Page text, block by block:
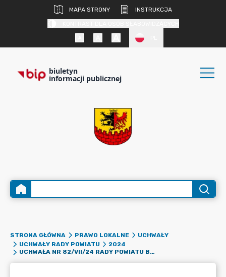
MAPA STRONY
INSTRUKCJA
biuletyn
informacji publicznej
STRONA GŁÓWNA PRAWO LOKALNE
UCHWAŁY
UCHWAŁY RADY POWIATU
2024
UCHWAŁA NR 82/VII/24 RADY POWIATU BYDGOSKIEGO Z DNIA 18 GRUDNIA 2024 R. W SPRAWIE UCHWALENIA BUDŻETU POWIATU BYDGOSKIEGO NA ROK 2025